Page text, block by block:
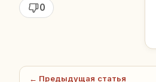
0
← Предыдущая статья